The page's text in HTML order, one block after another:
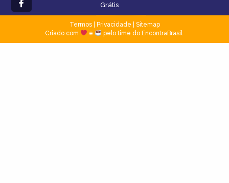
Grátis
Termos| Privacidade
Sitemap
Criado com
e pelo time do EncontraBrasil